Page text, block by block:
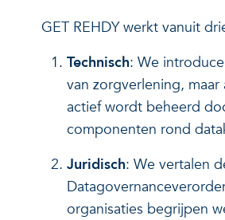
GET REHDY werkt vanuit
Technisch: We
van zorgverlening,
actief wordt beheerd
componenten rond
Juridisch: We vertalen
organisaties begrijpen